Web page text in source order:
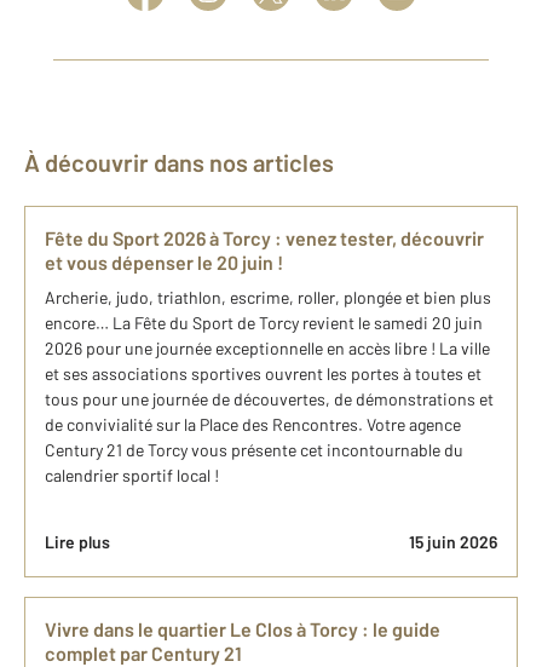
À découvrir dans nos articles
Fête du Sport 2026 à Torcy : venez tester, découvrir
et vous dépenser le 20 juin !
Archerie, judo, triathlon, escrime, roller, plongée et bien plus
encore… La Fête du Sport de Torcy revient le samedi 20 juin
2026 pour une journée exceptionnelle en accès libre ! La ville
et ses associations sportives ouvrent les portes à toutes et
tous pour une journée de découvertes, de démonstrations et
de convivialité sur la Place des Rencontres. Votre agence
Century 21 de Torcy vous présente cet incontournable du
calendrier sportif local !
Lire plus 15 juin 2026
Vivre dans le quartier Le Clos à Torcy : le guide
complet par Century 21